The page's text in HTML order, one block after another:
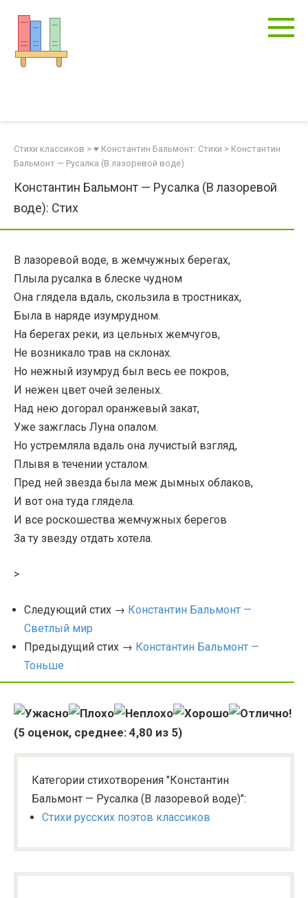
контенту
Стихи классиков > ♥ Константин Бальмонт: Стихи > Константин
Бальмонт — Русалка (В лазоревой воде)
Константин Бальмонт — Русалка (В лазоревой
воде): Стих
В лазоревой воде, в жемчужных берегах,
Плыла русалка в блеске чудном
Она глядела вдаль, скользила в тростниках,
Была в наряде изумрудном.
На берегах реки, из цельных жемчугов,
Не возникало трав на склонах.
Но нежный изумруд был весь ее покров,
И нежен цвет очей зеленых.
Над нею догорал оранжевый закат,
Уже зажглась Луна опалом.
Но устремляла вдаль она лучистый взгляд,
Плывя в течении усталом.
Пред ней звезда была меж дымных облаков,
И вот она туда глядела.
И все роскошества жемчужных берегов
За ту звезду отдать хотела.
>
Следующий стих → Константин Бальмонт —
Светлый мир
Предыдущий стих → Константин Бальмонт —
Тоньше
(5 оценок, среднее: 4,80 из 5)
Категории стихотворения "Константин
Бальмонт — Русалка (В лазоревой воде)":
Стихи русских поэтов классиков